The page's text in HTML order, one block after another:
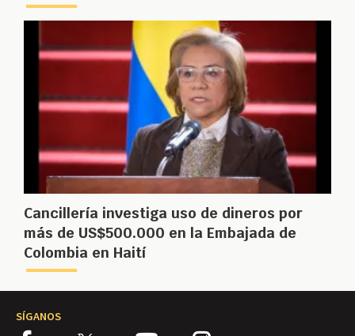
Cancillería investiga uso de dineros por
más de US$500.000 en la Embajada de
Colombia en Haití
SÍGANOS